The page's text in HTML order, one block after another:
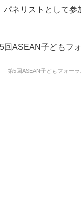
パネリストとして参
第5回ASEAN子どもフォー